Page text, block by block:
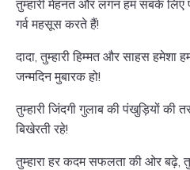
तुम्हारी मेहनत और लगन हम सबके लिए
गर्व महसूस करते हैं!
दादा, तुम्हारी हिम्मत और साहस हमेशा
जन्मदिन मुबारक हो!
तुम्हारी जिंदगी गुलाब की पंखुड़ियों
बिखेरती रहे!
तुम्हारा हर कदम सफलता की ओर बढ़े,